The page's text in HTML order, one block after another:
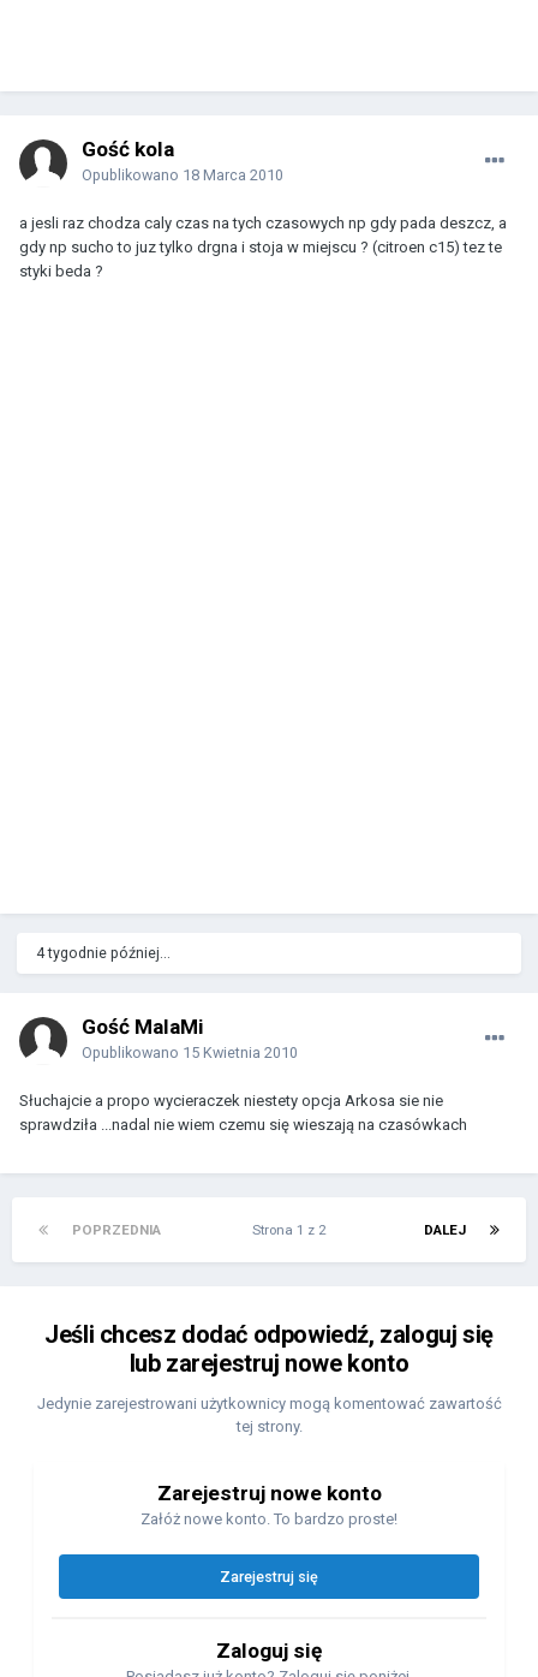
Gość kola
Opublikowano 18 Marca 2010
a jesli raz chodza caly czas na tych czasowych np gdy pada deszcz, a
gdy np sucho to juz tylko drgna i stoja w miejscu ? (citroen c15) tez te
styki beda ?
4 tygodnie później...
Gość MalaMi
Opublikowano 15 Kwietnia 2010
Słuchajcie a propo wycieraczek niestety opcja Arkosa sie nie
sprawdziła ...nadal nie wiem czemu się wieszają na czasówkach
POPRZEDNIA DALEJ
Strona 1 z 2
Jeśli chcesz dodać odpowiedź, zaloguj się
lub zarejestruj nowe konto
Jedynie zarejestrowani użytkownicy mogą komentować zawartość
tej strony.
Zarejestruj nowe konto
Załóż nowe konto. To bardzo proste!
Zarejestruj się
Zaloguj się